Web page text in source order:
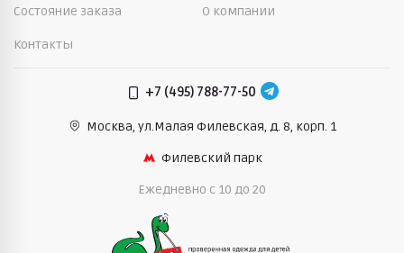
Состояние заказа О компании
Контакты
+7 (495) 788-77-50
Москва, ул.Малая Филевская, д. 8, корп. 1
Филевский парк
Ежедневно c 10 до 20